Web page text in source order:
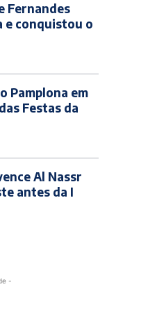
Fernandes
e conquistou o
Pamplona em
Festas da
Al Nassr
antes da I
-